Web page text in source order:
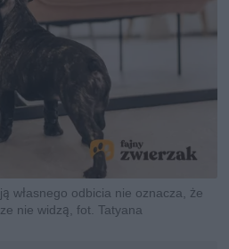
własnego odbicia nie oznacza, że
nie widzą, fot. Tatyana